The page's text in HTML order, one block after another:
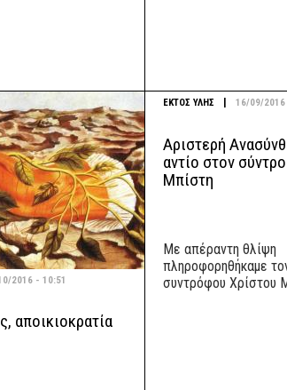
2016 - 10:51
αποικιοκρατία
ΕΚΤΟΣ ΥΛΗΣ 16/09/
Αριστερή
αντίο στον
Μπίστη
Με απέραντη θλίψη
πληροφορηθήκαμε
συντρόφου Χρίστου